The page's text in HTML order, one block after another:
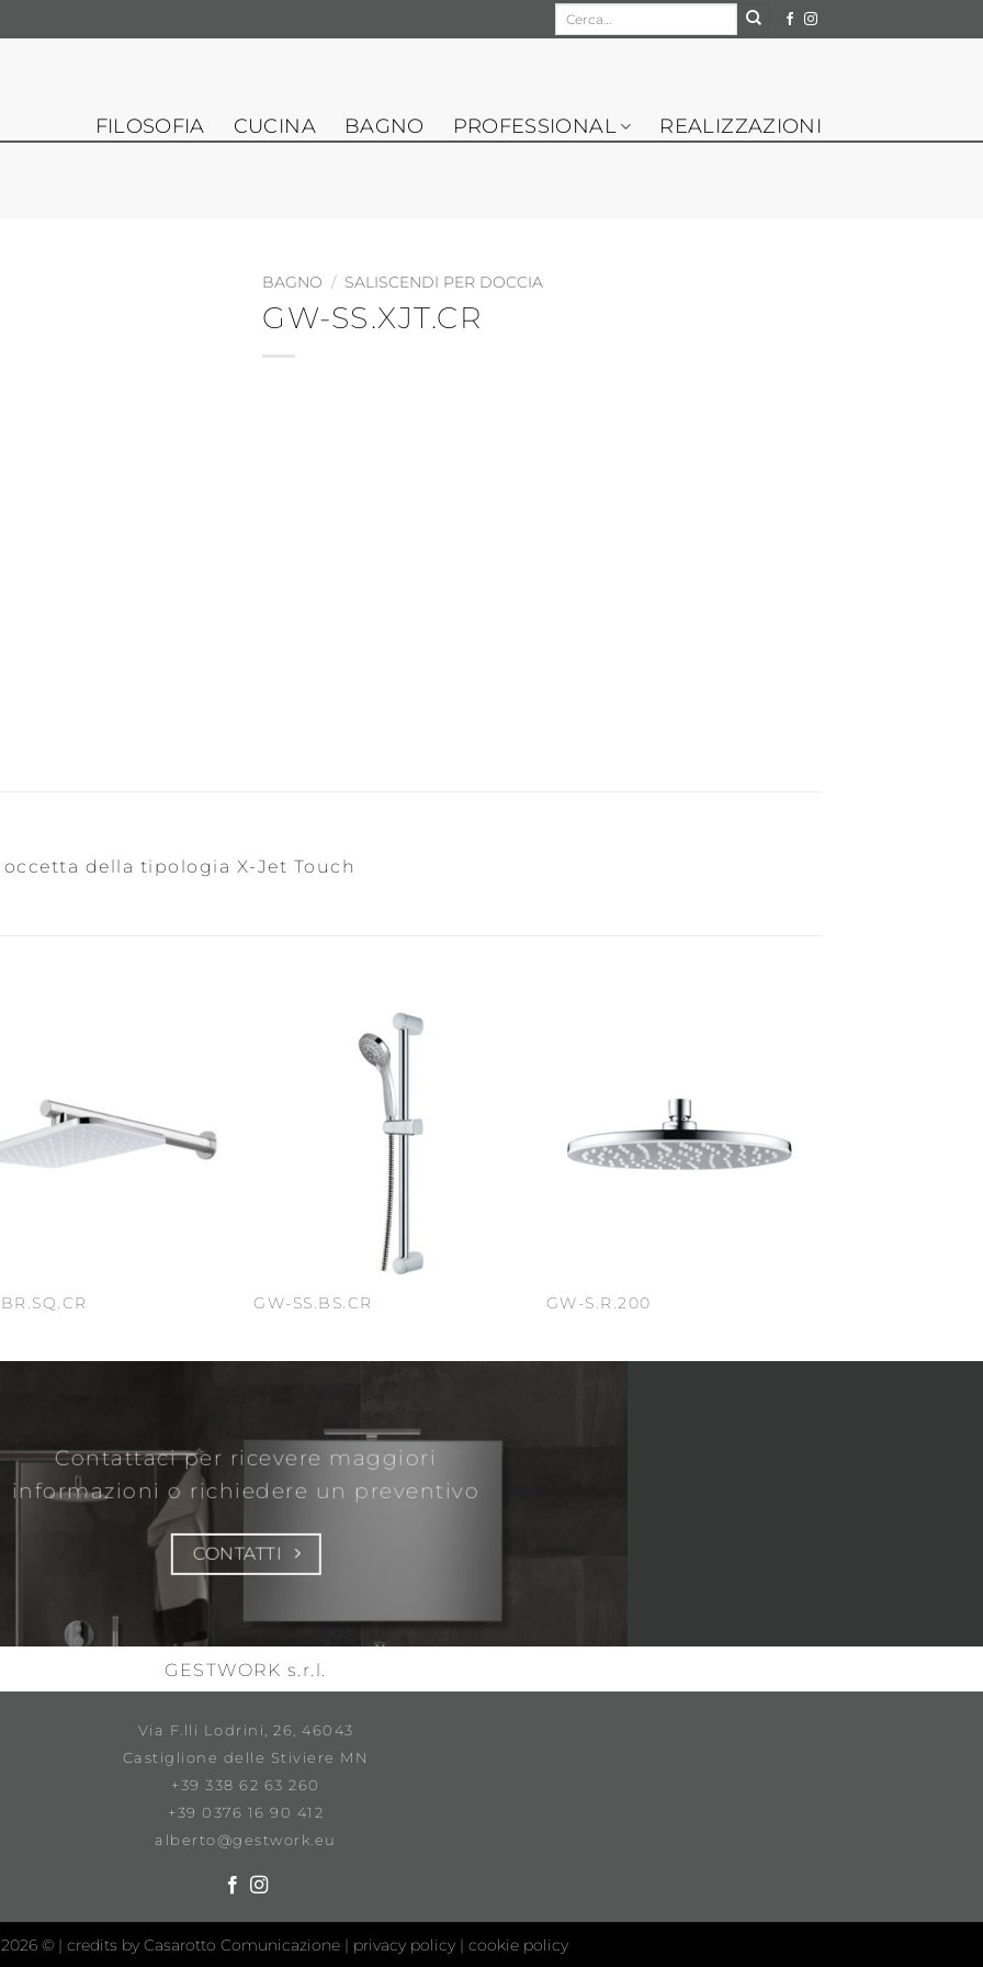
Cerca:
FILOSOFIA CUCINA BAGNO PROFESSIONAL REALIZZAZIONI
BAGNO / SALISCENDI PER DOCCIA
GW-SS.XJT.CR
della tipologia X-Jet Touch
GW-SS.BS.CR GW-S.R.200
Contattaci per ricevere maggiori
informazionio richiedere un preventivo
CONTATTI
GESTWORK s.r.l.
Via F.lli Lodrini, 26, 46043
Castiglione delle Stiviere MN
+39 338 62 63 260
+39 0376 16 90 412
alberto@gestwork.eu
© | credits by Casarotto Comunicazione | privacy policy | cookie policy